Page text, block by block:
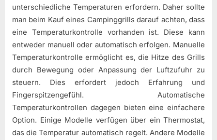
unterschiedliche Temperaturen erfordern. Daher sollte
man beim Kauf eines Campinggrills darauf achten, dass
eine Temperaturkontrolle vorhanden ist. Diese kann
entweder manuell oder automatisch erfolgen. Manuelle
Temperaturkontrolle ermöglicht es, die Hitze des Grills
durch Bewegung oder Anpassung der Luftzufuhr zu
steuern. Dies erfordert jedoch Erfahrung und
Fingerspitzengefühl. Automatische
Temperaturkontrollen dagegen bieten eine einfachere
Option. Einige Modelle verfügen über ein Thermostat,
das die Temperatur automatisch regelt. Andere Modelle